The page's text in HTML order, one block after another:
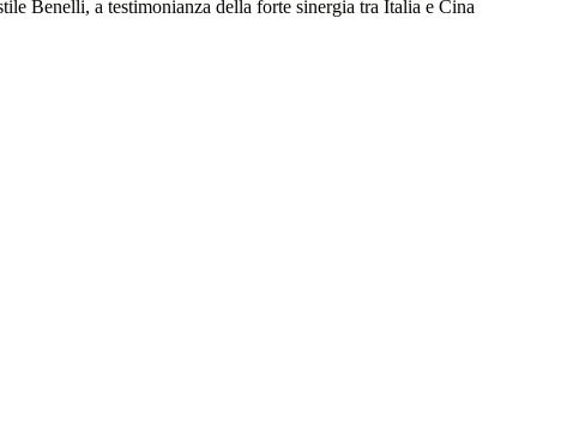
Benelli, a testimonianza della forte sinergia tra Italia e Cina